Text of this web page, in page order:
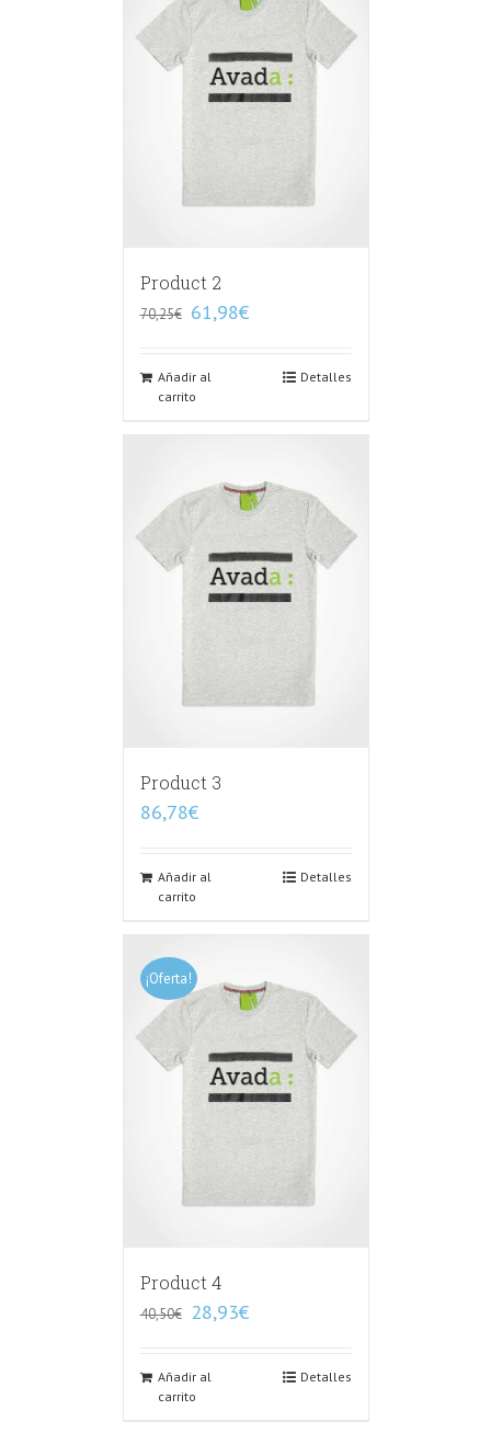
Product 2
70,25€ 61,98€
Añadir al
carrito
Detalles
Product 3
86,78€
Añadir al
carrito
Detalles
¡Oferta!
Product 4
40,50€ 28,93€
Añadir al
carrito
Detalles